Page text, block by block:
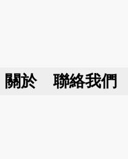
關於 聯絡我們